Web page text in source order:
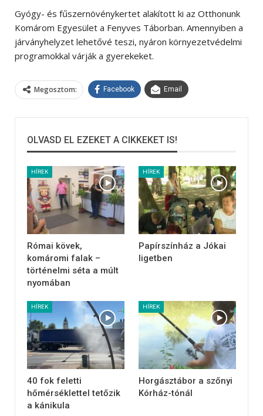
Gyógy- és fűszernövénykertet alakított ki az Otthonunk
Komárom Egyesület a Fenyves Táborban. Amennyiben a
járványhelyzet lehetővé teszi, nyáron környezetvédelmi
programokkal várják a gyerekeket.
Megosztom: Facebook Email
OLVASD EL EZEKET A CIKKEKET IS!
HÍREK
Római kövek,
komáromi falak –
történelmi séta a múlt
nyomában
HÍREK
Papírszínház a Jókai
ligetben
HÍREK
40 fok feletti
hőmérséklettel tetőzik
a kánikula
HÍREK
Horgásztábor a szőnyi
Kórház-tónál